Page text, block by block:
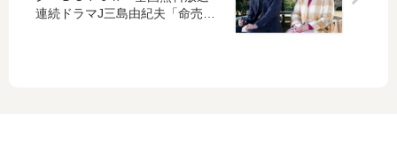
連続ドラマJ三島由紀夫「命売り